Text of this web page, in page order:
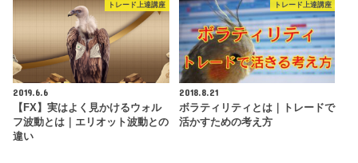
トレード上達講座
2019.6.6
【FX】実はよく見かけるウォル
フ波動とは｜エリオット波動との
違い
トレード上達講座
2018.8.21
ボラティリティとは｜トレードで
活かすための考え方